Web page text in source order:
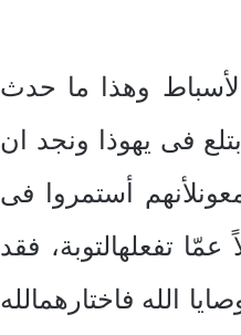
وهذا ما حدث
فى يهوذا ونجد ان
أستمروا فى
تفعلهالتوبة، فقد
الله فاختارهمالله